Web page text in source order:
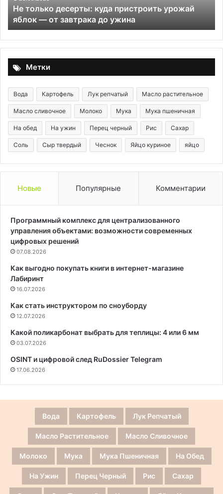
от
завтрака
до
ужина
Не только десерты: куда пристроить урожай
яблок — от завтрака до ужина
Метки
Вода Картофель Лук репчатый Масло растительное
Масло сливочное Молоко Мука Мука пшеничная
На обед На ужин Перец черный Рис Сахар
Соль Сыр твердый Чеснок Яйцо куриное яйцо
Новые Популярные Комментарии
Программный комплекс для централизованного
управления объектами: возможности современных
цифровых решений
07.08.2026
Как выгодно покупать книги в интернет-магазине
Лабиринт
16.07.2026
Как стать инструктором по сноуборду
12.07.2026
Какой поликарбонат выбрать для теплицы: 4 или 6 мм
03.07.2026
OSINT и цифровой след RuDossier Telegram
17.06.2026
Вода Картофель Лук Репчатый
Масло Растительное Масло Сливочное
Молоко Мука Мука Пшеничная На Обед
На Ужин Перец Черный Рис Сахар